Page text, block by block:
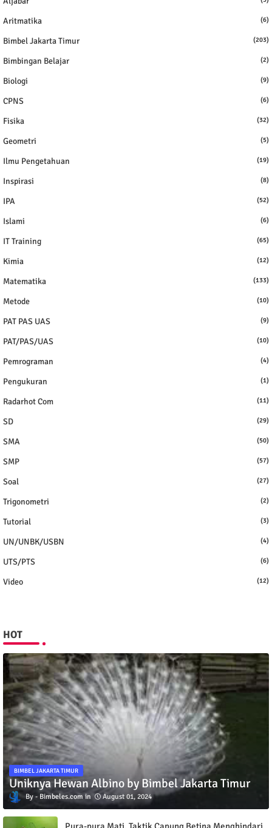
Aritmatika (6)
Bimbel Jakarta Timur (203)
Bimbingan Belajar (2)
Biologi (9)
CPNS (6)
Fisika (32)
Geometri (5)
Ilmu Pengetahuan (19)
Inspirasi (8)
IPA (52)
Islami (6)
IT Training (65)
Kimia (12)
Matematika (133)
Metode (10)
PAT PAS UAS (9)
PAT/PAS/UAS (10)
Pemrograman (4)
Pengukuran (1)
Radarhot Com (11)
SD (29)
SMA (50)
SMP (57)
Soal (27)
Trigonometri (2)
Tutorial (3)
UN/UNBK/USBN (4)
UTS/PTS (6)
Video (12)
HOT
BIMBEL JAKARTA TIMUR
Uniknya Hewan Albino by Bimbel Jakarta Timur
Bimbeles.com August 01, 2024